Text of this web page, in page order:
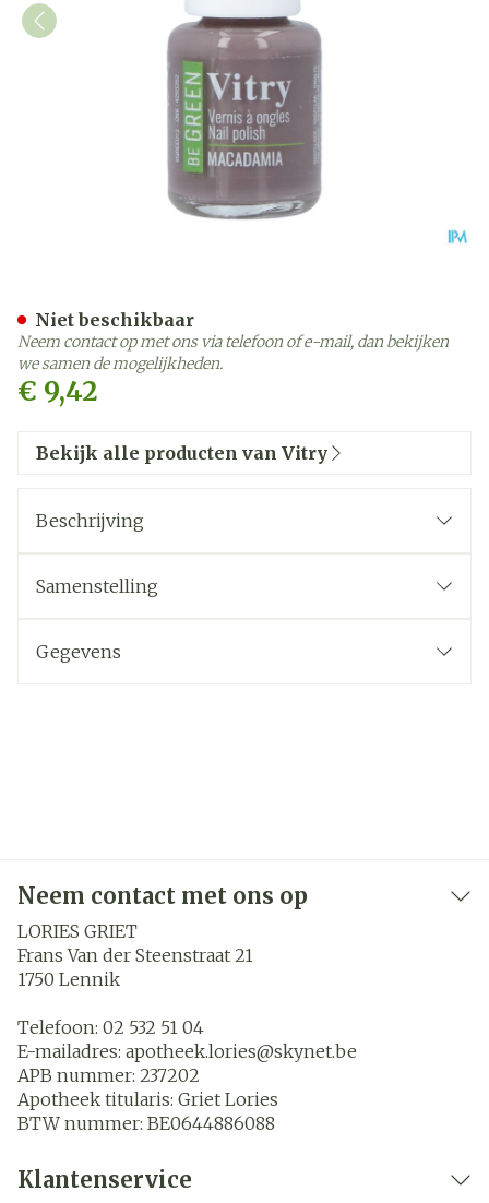
€ 9,42
Niet beschikbaar
Neem contact op met ons via telefoon of e-mail, dan bekijken
we samen de mogelijkheden.
Bekijk alle producten van Vitry
Beschrijving
Samenstelling
Gegevens
Neem contact met ons op
LORIES GRIET
Frans Van der Steenstraat 21
1750 Lennik
Telefoon: 02 532 51 04
E-mailadres: apotheek.lories@skynet.be
APB nummer: 237202
Apotheek titularis: Griet Lories
BTW nummer: BE0644886088
Klantenservice